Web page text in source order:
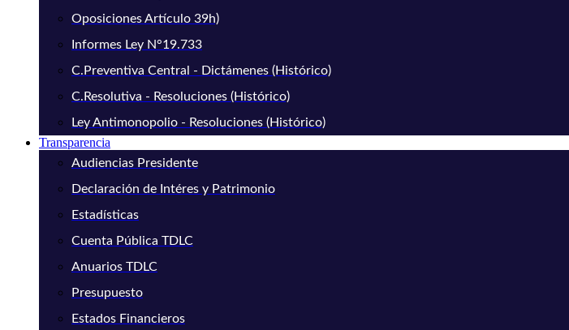
Oposiciones Artículo 39h)
Informes Ley N°19.733
C.Preventiva Central - Dictámenes (Histórico)
C.Resolutiva - Resoluciones (Histórico)
Ley Antimonopolio - Resoluciones (Histórico)
Transparencia
Audiencias Presidente
Declaración de Intéres y Patrimonio
Estadísticas
Cuenta Pública TDLC
Anuarios TDLC
Presupuesto
Estados Financieros